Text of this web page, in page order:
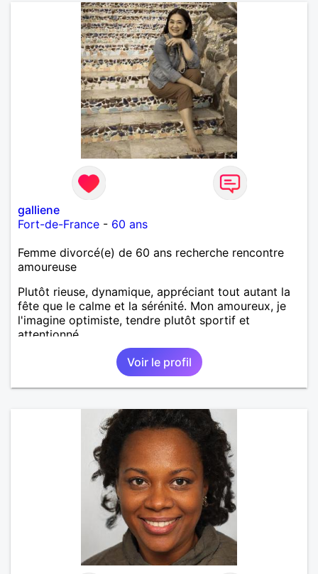
galliene
Fort-de-France - 60 ans
Femme divorcé(e) de 60 ans recherche rencontre
amoureuse
Plutôt rieuse, dynamique, appréciant tout autant la
fête que le calme et la sérénité. Mon amoureux, je
l'imagine optimiste, tendre plutôt sportif et
attentionné.
Voir le profil